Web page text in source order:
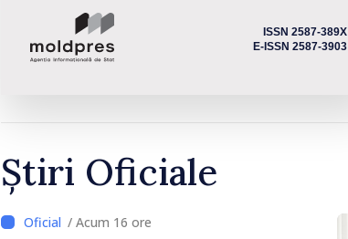
ISSN 2587-389X
E-ISSN 2587-3903
Știri Oficiale
/ Acum 16 ore